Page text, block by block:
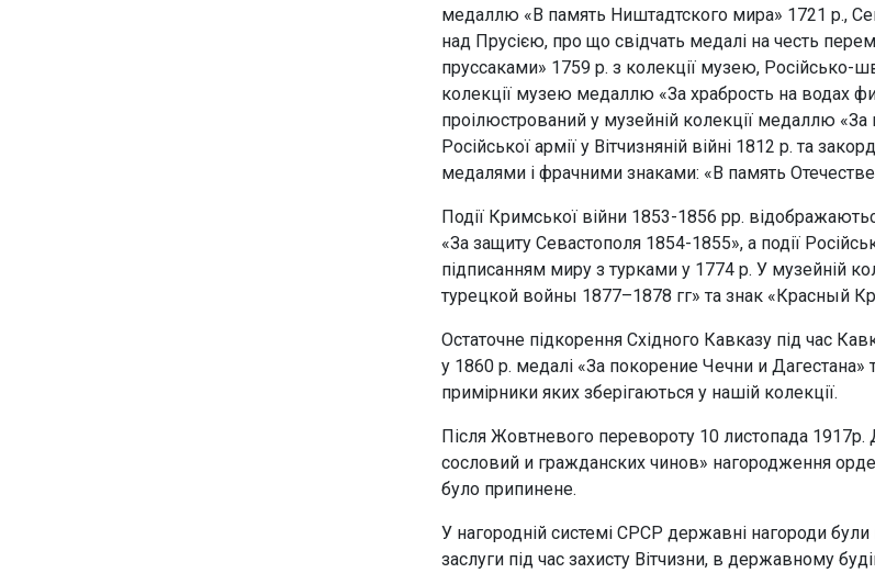
медаллю «В память Ништадтского мира» 1721 р.,
над Прусією, про що свідчать медалі на честь
пруссаками» 1759 р. з колекції музею, Російсько-
колекції музею медаллю «За храбрость на водах
проілюстрований у музейній колекції медаллю
Російської армії у Вітчизняній війні 1812 р. та
медалями і фрачними знаками: «В память
Події Кримської війни 1853-1856 рр.
«За защиту Севастополя 1854-1855», а події
підписанням миру з турками у 1774 р. У музейній
турецкой войны 1877–1878 гг» та знак «Красный
Остаточне підкорення Східного Кавказу під час
у 1860 р. медалі «За покорение Чечни и Дагестана»
примірники яких зберігаються у нашій колекції.
Після Жовтневого перевороту 10 листопада
сословий и гражданских чинов» нагородження
було припинене.
У нагородній системі СРСР державні нагороди
заслуги під час захисту Вітчизни, в державному